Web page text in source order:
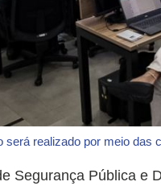
será realizado por meio das
Segurança Pública e